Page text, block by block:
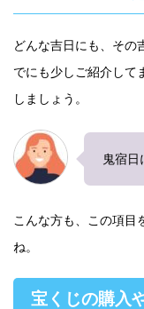
どんな吉日にも、その
でにも少しご紹介して
しましょう。
鬼宿日
こんな方も、この項目
ね。
宝くじの購入